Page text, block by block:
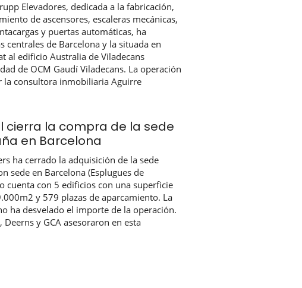
Elevadores, dedicada a la fabricación,
de ascensores, escaleras mecánicas,
y puertas automáticas, ha
centrales de Barcelona y la situada en
al edificio Australia de Viladecans
de OCM Gaudí Viladecans. La operación
la consultora inmobiliaria Aguirre
cierra la compra de la sede
en Barcelona
ha cerrado la adquisición de la sede
sede en Barcelona (Esplugues de
cuenta con 5 edificios con una superficie
y 579 plazas de aparcamiento. La
ha desvelado el importe de la operación.
Deerns y GCA asesoraron en esta